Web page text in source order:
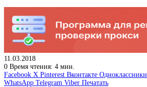
11.03.2018
0 Время чтения: 4 мин.
Facebook X Pinterest Вконтакте Одноклассники
WhatsApp Telegram Viber Печатать